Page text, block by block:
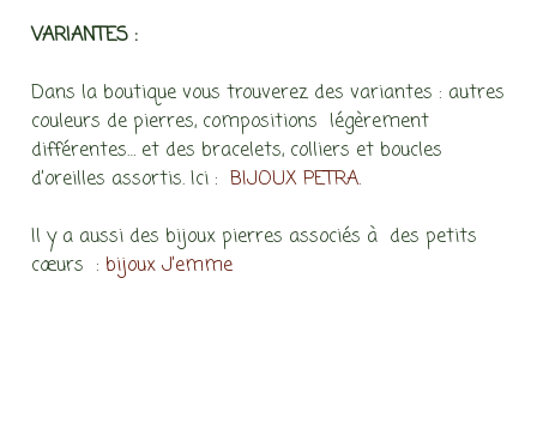
VARIANTES :
Dans la boutique vous trouverez des variantes : autres
couleurs de pierres, compositions légèrement
différentes… et des bracelets, colliers et boucles
d’oreilles assortis. Ici : BIJOUX PETRA.
Il y a aussi des bijoux pierres associés à des petits
cœurs : bijoux J’emme